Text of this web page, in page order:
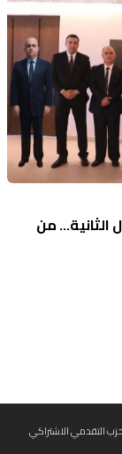
من
التقدمي الاشتراكي